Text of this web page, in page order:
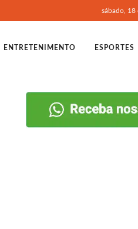
sábado,
ENTRETENIMENTO ESPORTES